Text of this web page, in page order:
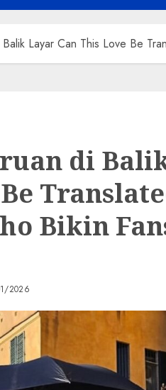
Layar Can This Love Be
di
Bikin
2026